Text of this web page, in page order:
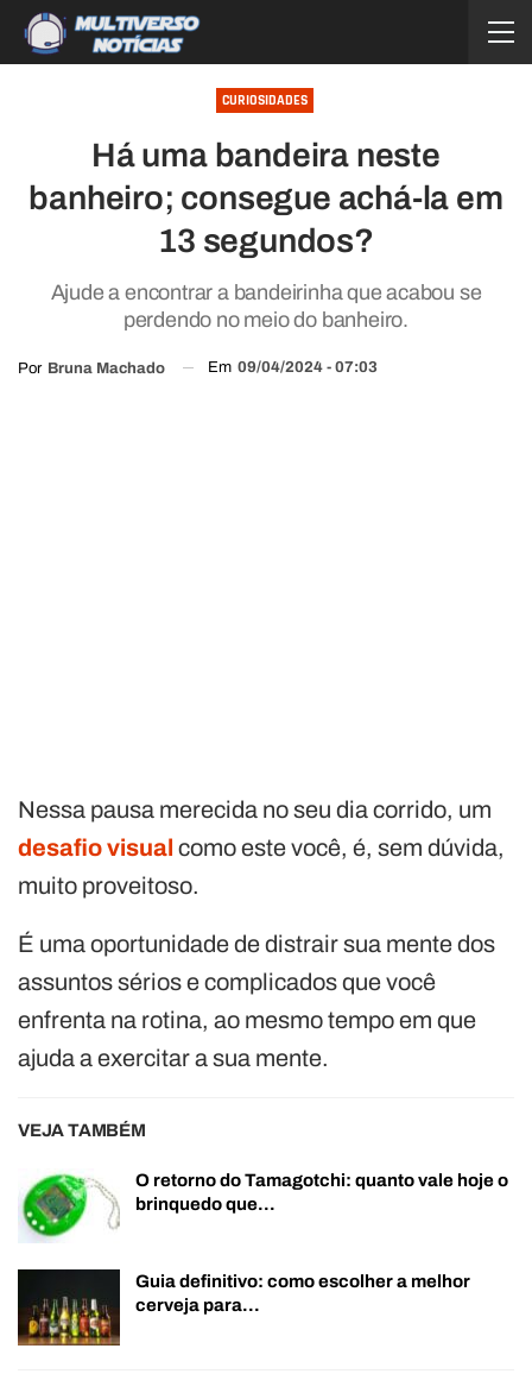
CURIOSIDADES
Há uma bandeira neste
banheiro; consegue achá-la em
13 segundos?
Ajude a encontrar a bandeirinha que acabou se
perdendo no meio do banheiro.
Por Bruna Machado Em 09/04/2024 - 07:03
Nessa pausa merecida no seu dia corrido, um
desafio visual como este você, é, sem dúvida,
muito proveitoso.
É uma oportunidade de distrair sua mente dos
assuntos sérios e complicados que você
enfrenta na rotina, ao mesmo tempo em que
ajuda a exercitar a sua mente.
VEJA TAMBÉM
O retorno do Tamagotchi: quanto vale hoje o
brinquedo que…
Guia definitivo: como escolher a melhor
cerveja para…